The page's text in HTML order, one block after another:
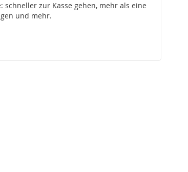
schneller zur Kasse gehen, mehr als eine
und mehr.